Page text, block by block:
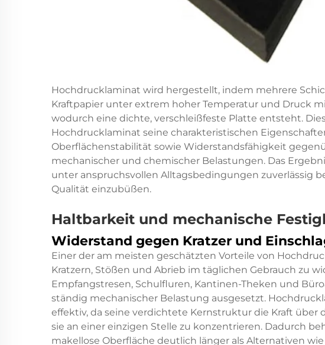
Hochdrucklaminat wird hergestellt, indem mehrere
Kraftpapier unter extrem hoher Temperatur und Druck
wodurch eine dichte, verschleißfeste Platte entsteht.
Hochdrucklaminat seine charakteristischen
Oberflächenstabilität sowie Widerstandsfähigkeit
mechanischer und chemischer Belastungen. Das
unter anspruchsvollen Alltagsbedingungen zuverlässig
Qualität einzubüßen.
Haltbarkeit und mechanische
Widerstand gegen Kratzer und
Einer der am meisten geschätzten Vorteile von
Kratzern, Stößen und Abrieb im täglichen Gebrauch zu
Empfangstresen, Schulfluren, Kantinen-Theken und
ständig mechanischer Belastung ausgesetzt.
effektiv, da seine verdichtete Kernstruktur die Kraft über
sie an einer einzigen Stelle zu konzentrieren. Dadurch
makellose Oberfläche deutlich länger als Alternativen